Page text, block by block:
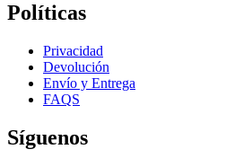
Políticas
Privacidad
Devolución
Envío y Entrega
FAQS
Síguenos